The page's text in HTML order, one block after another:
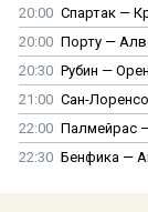
20:00 Спартак —
20:00 Порту —
20:30 Рубин —
21:00 Сан-
22:00 Палмейрас
22:30 Бенфика —